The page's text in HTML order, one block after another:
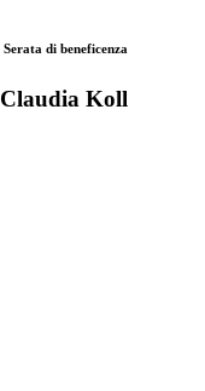
Serata di beneficenza
Claudia Koll